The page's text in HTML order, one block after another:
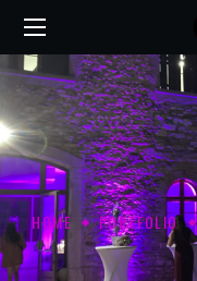
HOME PORTFOLIO